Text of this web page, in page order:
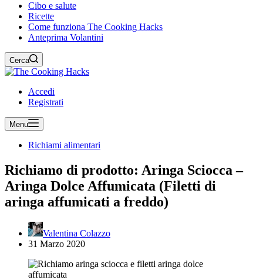
Cibo e salute
Ricette
Come funziona The Cooking Hacks
Anteprima Volantini
Cerca
Accedi
Registrati
Menu
Richiami alimentari
Richiamo di prodotto: Aringa Sciocca –
Aringa Dolce Affumicata (Filetti di
aringa affumicati a freddo)
Valentina Colazzo
31 Marzo 2020